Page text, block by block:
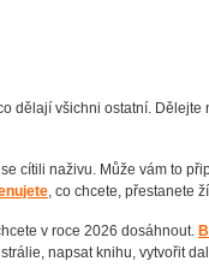
dělají všichni ostatní.
cítili naživu. Může vám to
, co chcete, přestanete
v roce 2026 dosáhnout.
napsat knihu, vytvořit